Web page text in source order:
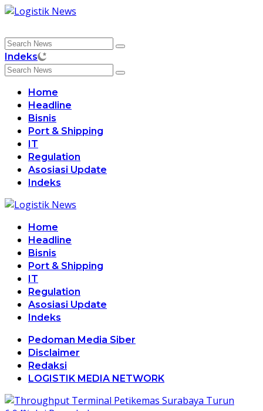
Skip
content
Indeks
Home
Headline
Bisnis
Port & Shipping
IT
Regulation
Asosiasi Update
Indeks
Home
Headline
Bisnis
Port & Shipping
IT
Regulation
Asosiasi Update
Indeks
Pedoman Media Siber
Disclaimer
Redaksi
LOGISTIK MEDIA NETWORK